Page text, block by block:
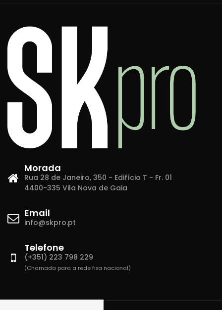
Morada
Rua 28 de Janeiro, 350 - Edifício T - Fr. 01
4400-335 Vila Nova de Gaia
Email
info@skpro.pt
Telefone
(+351) 223 798 229
(Chamada para a rede fixa nacional)